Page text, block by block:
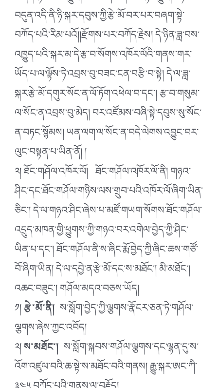
བདུན་འདི་ནི་ཉི་སྐར་དབུས་ཀྱི་རྩེ་མོ་བར་པར་བཞག་སྟེ་
བཀོད་པའི་རིམ་པའོ།།རྫོགས་པར་བཀོད་རྗེས། དེ་ཉིན་ཟླ་བས་
འཁྱུད་པའི་སྐར་མ་དེ་རྩ་བ་སོགས་འཁོར་ལོའི་གནས་གར་
ཡོད་པ་ལ་ལྟོས་ཏེ་འབྲས་བུ་བཟང་ངན་བརྩི་བ་སྟེ། དེ་ལ་ཟླ་
སྐར་རྩེ་མོ་དགུར་སོང་ན་ལོ་ཏོག་འཕེལ་བ་དང༌། རྩ་བ་གསུམ་
ལ་སོང་ན་འབྲས་བུ་མེད། བར་འཛོམས་བཞི་སྟེ་དབུས་སུ་སོང་
ན་བཏང་སྙོམས། ཡན་ལག་ལ་སོང་ན་བདེ་ལེགས་འབྱུང་བར་
ལུང་བསྟན་པ་ཡིན་ནོ། །
༢། ཐོང་གཤོལ་འཁོར་ལོ། ཐོང་གཤོལ་འཁོར་ལོ་ནི། གཉའ་
ཤིང་དང་ཐོང་གཤོལ་གཉིས་ལས་གྲུབ་པའི་འཁོར་ལོ་ཞིག་ཡིན་
ཅིང༌། དེ་ལ་གཉའ་ཤིང་ཞེས་པ་མཛོ་གཡག་སོགས་ཐོང་གཤོལ་
འདྲུད་མཁན་གྱི་ཕྱུགས་ཀྱི་གཉའ་བར་འགེལ་བྱེད་ཀྱི་ཤིང་
ཡིན་པ་དང༌། ཐོང་གཤོལ་ནི་ས་ཞིང་རྨོ་བྱེད་ཀྱི་ཞིང་ཆས་གཙོ་
བོ་ཞིག་ཡིན། དེ་ལ་དབྱེ་ན་རྩེ་མོ་དང་ས་མཐོང༌། མི་མཐོང༌།
འཆང་བཟུང༌། གཤོལ་མདའ་བཅས་ཡོད།
༡།རྩེ་མོ་ནི།ས་སློག་བྱེད་ཀྱི་ལྕགས་རྣོ་ངར་ཅན་ཏེ་གཤོལ་
ལྕགས་ཞེས་ཀྱང་འབོད།
༢།ས་མཐོང༌།ས་སློག་སྐབས་གཤོལ་ལྕགས་དང་ལྷན་དུ་ས་
འོག་འཛུལ་བའི་ཆ་སྟེ་ས་མཐོང་བའི་གནས། རྒྱུ་སྐར་ཨང་ཀི་